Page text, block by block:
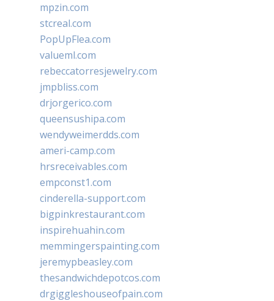
mpzin.com
stcreal.com
PopUpFlea.com
valueml.com
rebeccatorresjewelry.com
jmpbliss.com
drjorgerico.com
queensushipa.com
wendyweimerdds.com
ameri-camp.com
hrsreceivables.com
empconst1.com
cinderella-support.com
bigpinkrestaurant.com
inspirehuahin.com
memmingerspainting.com
jeremypbeasley.com
thesandwichdepotcos.com
drgiggleshouseofpain.com